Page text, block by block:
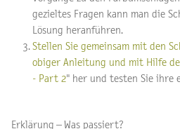
gezieltes Fragen kann man die
Lösung heranführen.
Stellen Sie gemeinsam mit den
obiger Anleitung und mit Hilfe
- Part 2" her und testen Sie ihre
Erklärung – Was passiert?